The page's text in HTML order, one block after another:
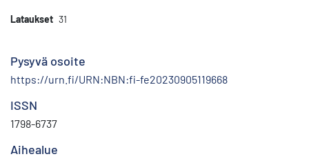
Lataukset 31
Pysyvä osoite
https://urn.fi/URN:NBN:fi-fe20230905119668
ISSN
1798-6737
Aihealue